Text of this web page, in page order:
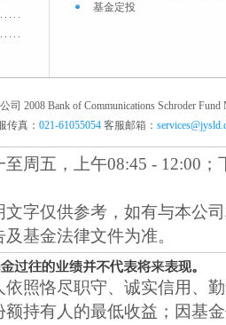
基金定投
2008 Bank of Communications Schroder Fund
传真： 021-61055054 客服邮箱：
周五，上午08:45 - 12:00；
字仅供参考，如有与本公
基金法律文件为准。
照恪尽职守、诚实信用、
持有人的最低收益；因基